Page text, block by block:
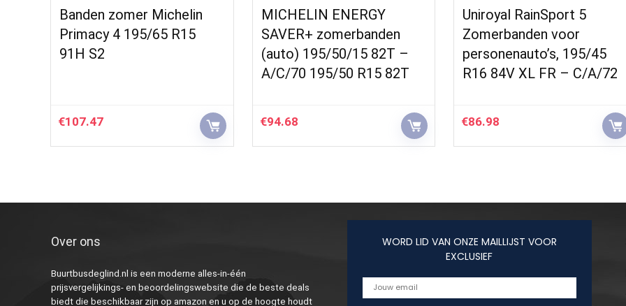
Banden zomer Michelin
Primacy 4 195/65 R15
91H S2
€107.47
MICHELIN ENERGY
SAVER+ zomerbanden
(auto) 195/50/15 82T –
A/C/70 195/50 R15 82T
€94.68
Uniroyal RainSport 5
Zomerbanden voor
personenauto’s, 195/45
R16 84V XL FR – C/A/72
€86.98
Over ons
Buurtbusdeglind.nl is een moderne alles-in-één
prijsvergelijkings- en beoordelingswebsite die de beste deals
biedt die beschikbaar zijn op amazon en u op de hoogte houdt
WORD LID VAN ONZE MAILLIJST VOOR
EXCLUSIEF